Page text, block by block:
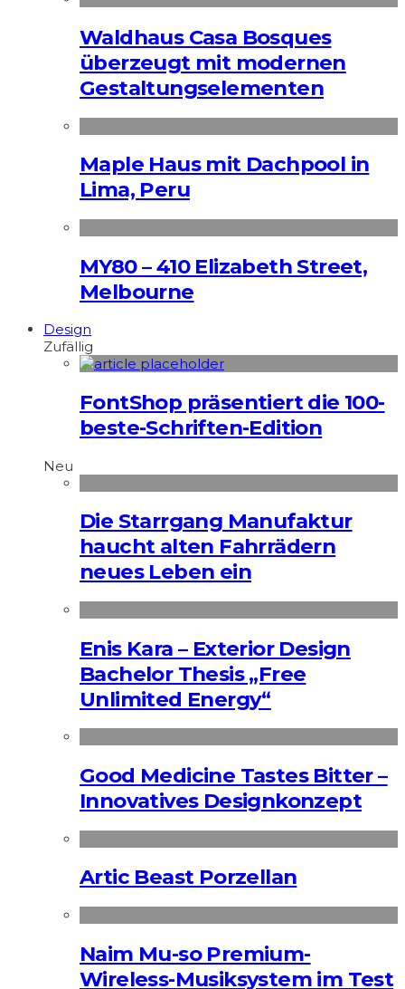
Waldhaus Casa Bosques
überzeugt mit modernen
Gestaltungselementen
Maple Haus mit Dachpool in
Lima, Peru
MY80 – 410 Elizabeth Street,
Melbourne
Design
Zufällig
FontShop präsentiert die 100-
beste-Schriften-Edition
Neu
Die Starrgang Manufaktur
haucht alten Fahrrädern
neues Leben ein
Enis Kara – Exterior Design
Bachelor Thesis „Free
Unlimited Energy“
Good Medicine Tastes Bitter –
Innovatives Designkonzept
Artic Beast Porzellan
Naim Mu-so Premium-
Wireless-Musiksystem im Test